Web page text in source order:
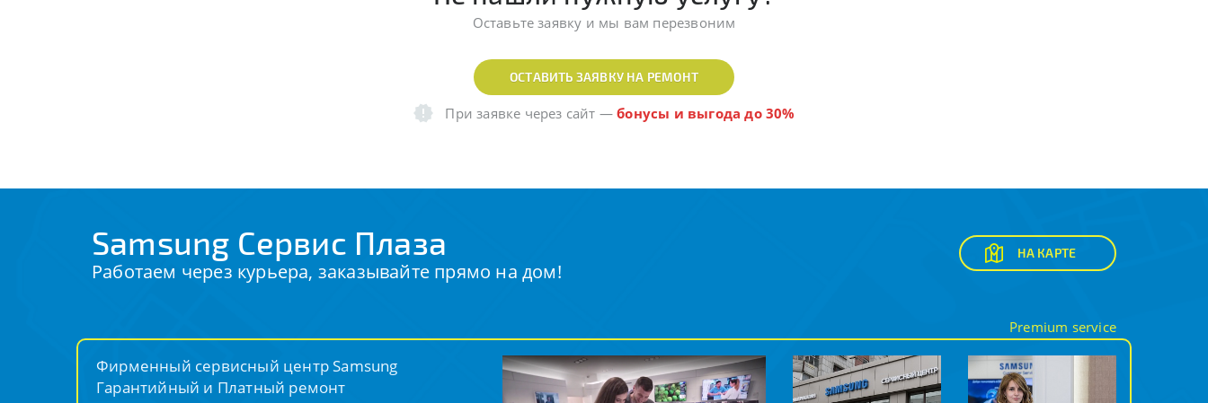
Оставьте заявку и мы вам перезвоним
ОСТАВИТЬ ЗАЯВКУ НА РЕМОНТ
При заявке через сайт —бонусы и выгода до 30%
Samsung Сервис Плаза
Работаем через курьера, заказывайте прямо на дом!
НА КАРТЕ
Фирменный сервисный центр Samsung
Гарантийный и Платный ремонт
Premium service